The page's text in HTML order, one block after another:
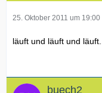
25. Oktober 2011 um 19:00
läuft und läuft und läuft...
buech2